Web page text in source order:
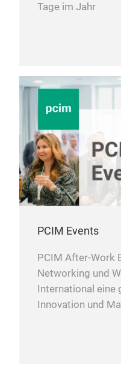
Tage im Jahr
PCIM Events
PCIM After-Work
Networking und
International eine
Innovation und